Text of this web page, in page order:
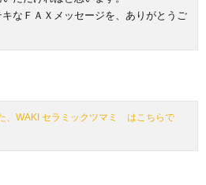
なＦＡＸメッセージを、ありがとうご
、WAKI セラミックツマミ はこちらで